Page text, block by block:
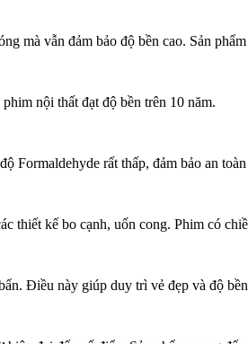
mà vẫn đảm bảo độ bền cao. Sản
nội thất đạt độ bền trên 10 năm.
Formaldehyde rất thấp, đảm bảo an
kế bo cạnh, uốn cong. Phim có
Điều này giúp duy trì vẻ đẹp và độ